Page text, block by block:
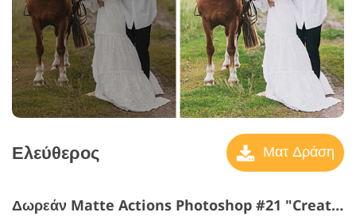
Ελεύθερος Ματ Δράση
Δωρεάν Matte Actions Photoshop #21 "Creative"